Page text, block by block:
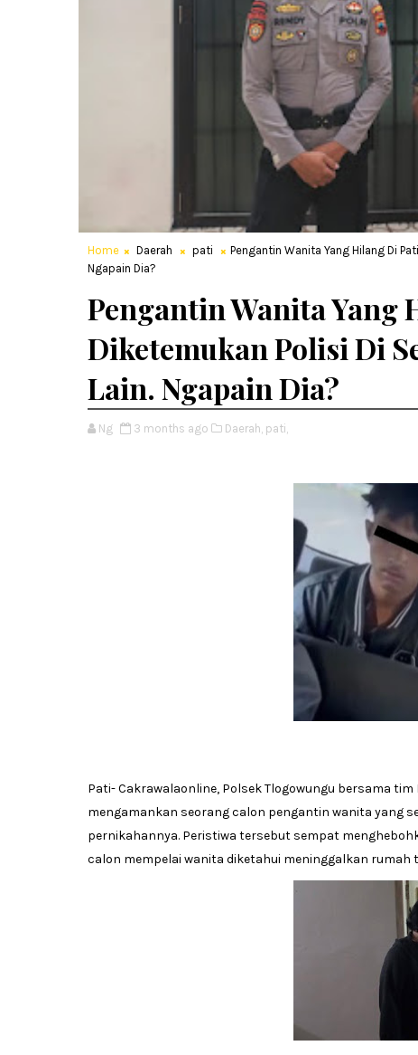
Home Daerah pati
Pengantin Wanita Yang Hilang Di
Ngapain Dia?
Pengantin Wanita
Diketemukan Polisi Di
Lain. Ngapain Dia?
Ng 3 months ago Daerah, pati,
Pati- Cakrawalaonline, Polsek Tlogowungu bersama
mengamankan seorang calon pengantin wanita yang
pernikahannya. Peristiwa tersebut sempat
calon mempelai wanita diketahui meninggalkan